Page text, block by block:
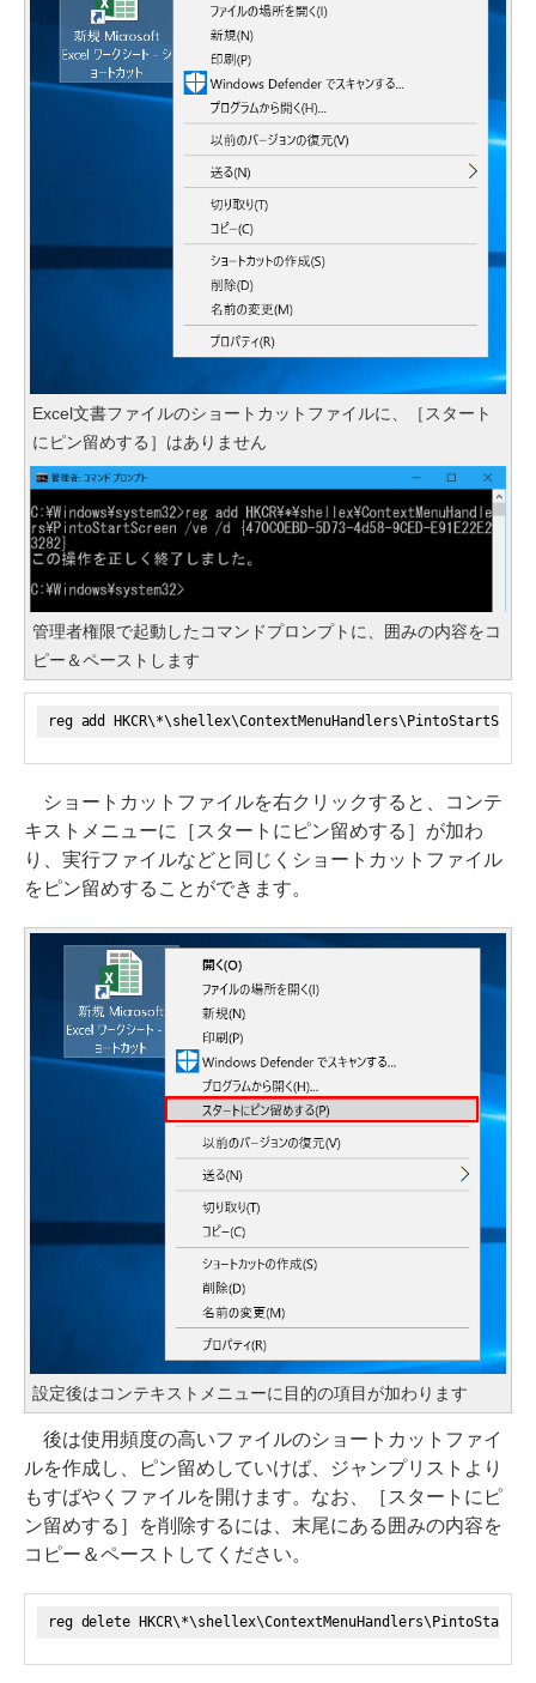
Excel文書ファイルのショートカットファイルに、［スタート
にピン留めする］はありません
管理者権限で起動したコマンドプロンプトに、囲みの内容をコ
ピー＆ペーストします
reg add
ショートカットファイルを右クリックすると、コンテ
キストメニューに［スタートにピン留めする］が加わ
り、実行ファイルなどと同じくショートカットファイル
をピン留めすることができます。
設定後はコンテキストメニューに目的の項目が加わります
後は使用頻度の高いファイルのショートカットファイ
ルを作成し、ピン留めしていけば、ジャンプリストより
もすばやくファイルを開けます。なお、［スタートにピ
ン留めする］を削除するには、末尾にある囲みの内容を
コピー＆ペーストしてください。
reg delete